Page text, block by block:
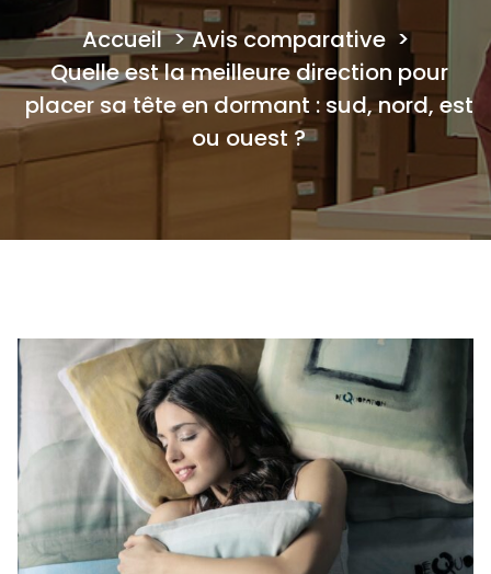
Accueil>Avis comparative >
Quelle est la meilleure direction pour
placer sa tête en dormant : sud, nord, est
ou ouest ?